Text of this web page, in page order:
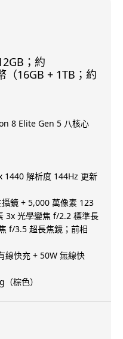
；約
（16GB + 1TB；約
8 Elite Gen 5 八核心
1440 解析度 144Hz 更新
鏡 + 5,000 萬像素 123
3x 光學變焦 f/2.2 標準長
f/3.5 超長焦鏡；前相
線快充 + 50W 無線快
棕色）